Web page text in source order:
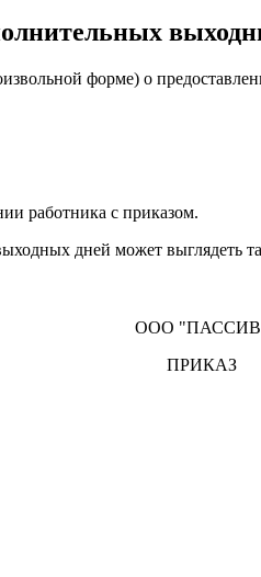
форме) о
работника с приказом.
дней может выглядеть
ООО
ПРИКАЗ